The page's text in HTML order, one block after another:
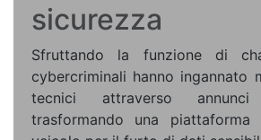
sicurezza
Sfruttando la funzione di
cybercriminali hanno ingannato
tecnici attraverso annunci
trasformando una